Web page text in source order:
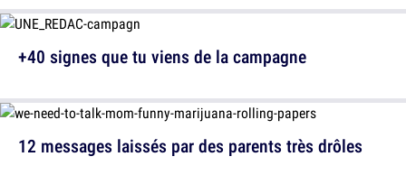
12 messages laissés par des parents très drôles
+40 signes que tu viens de la campagne